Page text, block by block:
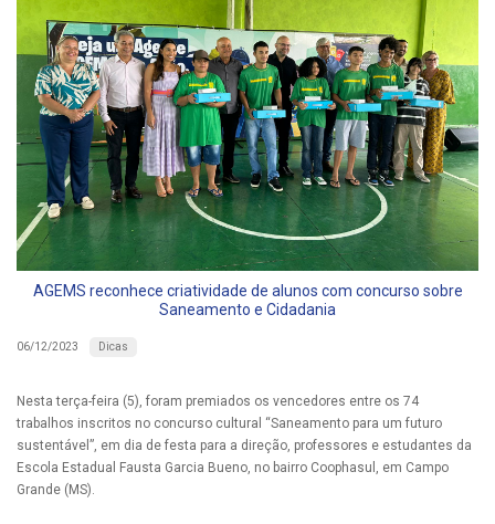
AGEMS reconhece criatividade de alunos com concurso sobre
Saneamento e Cidadania
06/12/2023 Dicas
Nesta terça-feira (5), foram premiados os vencedores entre os 74
trabalhos inscritos no concurso cultural “Saneamento para um futuro
sustentável”, em dia de festa para a direção, professores e estudantes da
Escola Estadual Fausta Garcia Bueno, no bairro Coophasul, em Campo
Grande (MS).